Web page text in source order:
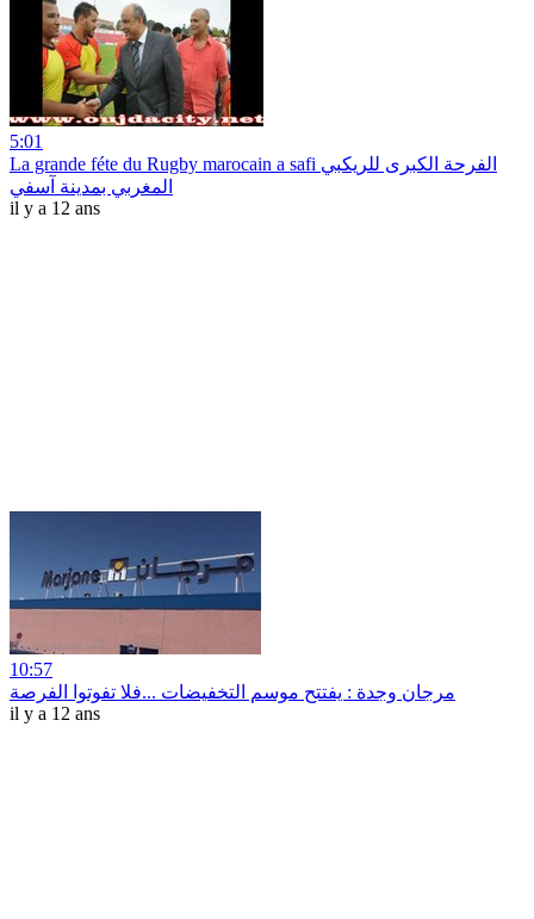
5:01
La grande féte du Rugby marocain a safi الفرحة الكبرى للريكبي
المغربي بمدينة آسفي
il y a 12 ans
10:57
مرجان وجدة : يفتتح موسم التخفيضات ...فلا تفوتوا الفرصة
il y a 12 ans